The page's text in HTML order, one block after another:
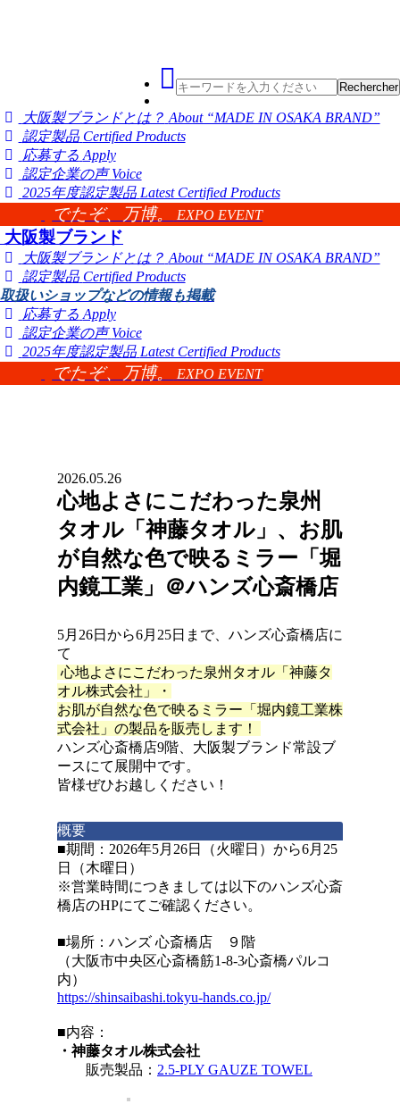
大阪製ブランドとは？ About “MADE IN OSAKA BRAND”
認定製品 Certified Products
応募する Apply
認定企業の声 Voice
2025年度認定製品 Latest Certified Products
でたぞ、万博。 EXPO EVENT
大阪製ブランド
大阪製ブランドとは？ About “MADE IN OSAKA BRAND”
認定製品 Certified Products
取扱いショップなどの情報も掲載
応募する Apply
認定企業の声 Voice
2025年度認定製品 Latest Certified Products
でたぞ、万博。 EXPO EVENT
2026.05.26
心地よさにこだわった泉州
タオル「神藤タオル」、お肌
が自然な色で映るミラー「堀
内鏡工業」＠ハンズ心斎橋店
5月26日から6月25日まで、ハンズ心斎橋店に
て
心地よさにこだわった泉州タオル「神藤タ
オル株式会社」・
お肌が自然な色で映るミラー「堀内鏡工業株
式会社」の製品を販売します！
ハンズ心斎橋店9階、大阪製ブランド常設ブ
ースにて展開中です。
皆様ぜひお越しください！
概要
■期間：2026年5月26日（火曜日）から6月25
日（木曜日）
※営業時間につきましては以下のハンズ心斎
橋店のHPにてご確認ください。
■場所：ハンズ 心斎橋店 ９階
（大阪市中央区心斎橋筋1-8-3心斎橋パルコ
内）
https://shinsaibashi.tokyu-hands.co.jp/
■内容：
・神藤タオル株式会社
販売製品： 2.5-PLY GAUZE TOWEL